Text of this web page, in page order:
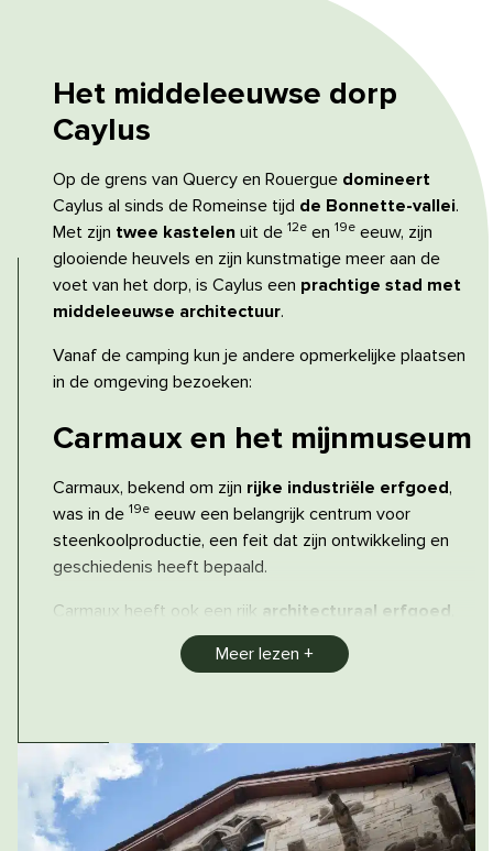
Het middeleeuwse dorp
Caylus
Op de grens van Quercy en Rouergue domineert
Caylus al sinds de Romeinse tijd de Bonnette-vallei.
Met zijn twee kastelen uit de 12e en 19e eeuw, zijn
glooiende heuvels en zijn kunstmatige meer aan de
voet van het dorp, is Caylus een prachtige stad met
middeleeuwse architectuur.
Vanaf de camping kun je andere opmerkelijke plaatsen
in de omgeving bezoeken:
Carmaux en het mijnmuseum
Meer lezen
Carmaux, bekend om zijn rijke industriële erfgoed,
was in de 19e eeuw een belangrijk centrum voor
steenkoolproductie, een feit dat zijn ontwikkeling en
geschiedenis heeft bepaald.
Carmaux heeft ook een rijk architecturaal erfgoed
met historische gebouwen zoals de Saint-Jean kerk en
het Maison du Patrimoine. Cultuur is hier springlevend,
Hier kun je het
bezoeken, dat stevig
geworteld is
in zijn tijd, met het gebruik van nieuwe
technologieën voor geluid en verlichting en een
modernere scenografie om bezoekers te verwelkomen